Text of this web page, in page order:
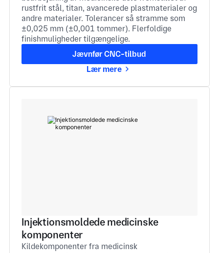
rustfrit stål, titan, avancerede plastmaterialer og
andre materialer. Tolerancer så stramme som
±0,025 mm (±0,001 tommer). Flerfoldige
finishmuligheder tilgængelige.
Jævnfør CNC-tilbud
Lær mere
Injektionsmoldede medicinske
komponenter
Kildekomponenter fra medicinsk